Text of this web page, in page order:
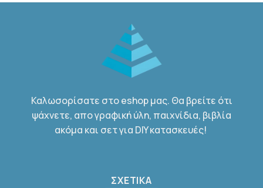
Καλωσορίσατε στο eshop μας. Θα βρείτε ότι
ψάχνετε, απο γραφική ύλη, παιχνίδια, βιβλία
ακόμα και σετ για DIY κατασκευές!
ΣΧΕΤΙΚΑ